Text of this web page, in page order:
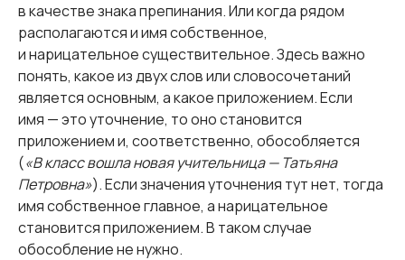
в качестве знака препинания. Или когда рядом
располагаются и имя собственное,
и нарицательное существительное. Здесь важно
понять, какое из двух слов или словосочетаний
является основным, а какое приложением. Если
имя — это уточнение, то оно становится
приложением и, соответственно, обособляется
(«В класс вошла новая учительница — Татьяна
Петровна»). Если значения уточнения тут нет, тогда
имя собственное главное, а нарицательное
становится приложением. В таком случае
обособление не нужно.